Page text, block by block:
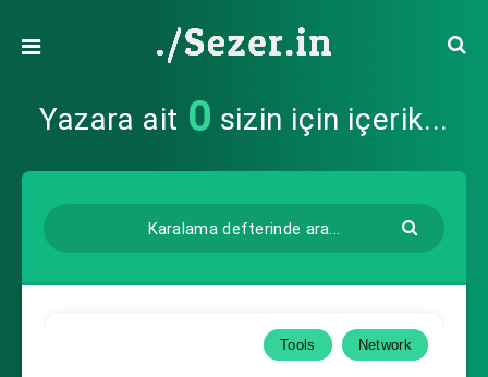
Yazara ait 0 sizin için içerik...
Tools Network